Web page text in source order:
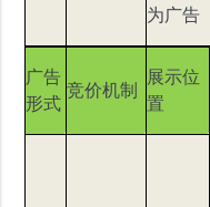
为广告
广告
形式
竞价机制
展示位
置